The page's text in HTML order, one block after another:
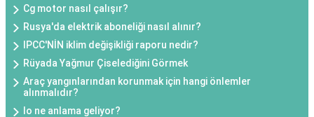
Cg motor nasıl çalışır?
Rusya'da elektrik aboneliği nasıl alınır?
IPCC'NİN iklim değişikliği raporu nedir?
Rüyada Yağmur Çiselediğini Görmek
Araç yangınlarından korunmak için hangi önlemler
alınmalıdır?
Io ne anlama geliyor?